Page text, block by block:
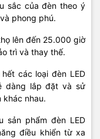
sắc của đèn theo ý
phong phú.
lên đến 25.000 giờ
trì và thay thế.
các loại đèn LED
dàng lắp đặt và sử
khác nhau.
sản phẩm đèn LED
điều khiển từ xa